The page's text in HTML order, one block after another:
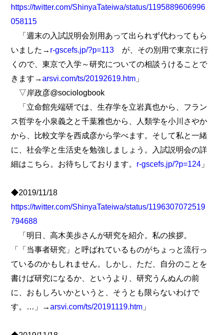
https://twitter.com/ShinyaTateiwa/status/1195889606996
058115
「週末の入試説明会別用あって出られず代わってもら
いました→ r-gscefs.jp/?p=113 が、その別用で東京に行
くので、東京で入学～研究についての相談うけることで
きます→arsvi.com/ts/20192619.htm 」
▽岸政彦@sociologbook
「立命館先端研では、生存学を立岩真也から、フラン
ス哲学を小泉義之と千葉雅也から、人類学を小川さやか
から、比較文学を西成彦から学べます。そして私と一緒
に、社会学と生活史を勉強しましょう。入試説明会の詳
細はこちら。お待ちしております。 r-gscefs.jp/?p=124 」
◆2019/11/18
https://twitter.com/ShinyaTateiwa/status/1196307072519
794688
「明日、高木美歩さんが研究を紹介。私の挨拶。
「「当事者研究」と呼ばれているものがちょっと流行っ
ているのかもしれません。しかし、ただ、自分のことを
書けば研究になるか、というより、研究うんぬんの前
に、おもしろいかというと、そうとも限らないわけで
す。…」→arsvi.com/ts/20191119.htm 」